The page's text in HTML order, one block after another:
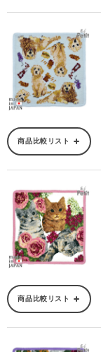
商品比較リスト
商品比較リスト